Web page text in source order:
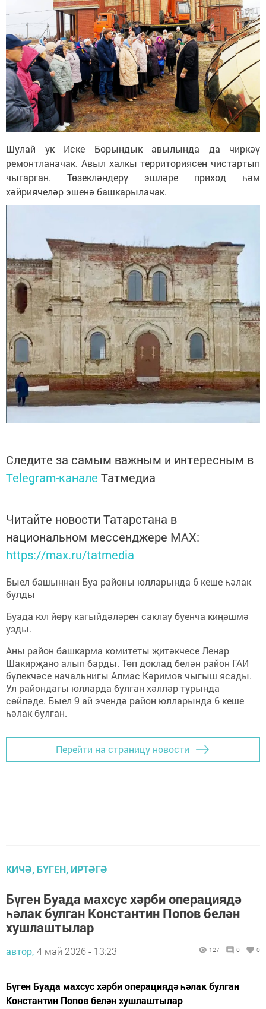
Шулай ук Иске Борындык авылында да чиркәү
ремонтланачак. Авыл халкы территориясен чистартып
чыгарган. Төзекләндерү эшләре приход һәм
хәйриячеләр эшенә башкарылачак.
Следите за самым важным и интересным в
Telegram-канале Татмедиа
Читайте новости Татарстана в
национальном мессенджере MАХ:
https://max.ru/tatmedia
Быел башыннан Буа районы юлларында 6 кеше һәлак
булды
Буада юл йөрү кагыйдәләрен саклау буенча киңәшмә
узды.
Аны район башкарма комитеты җитәкчесе Ленар
Шакирҗано алып барды. Төп доклад белән район ГАИ
бүлекчәсе начальнигы Алмас Кәримов чыгыш ясады.
Ул райондагы юлларда булган хәлләр турында
сөйләде. Быел 9 ай эчендә район юлларында 6 кеше
һәлак булган.
Перейти на страницу новости
КИЧӘ, БҮГЕН, ИРТӘГӘ
Бүген Буада махсус хәрби операциядә
һәлак булган Константин Попов белән
хушлаштылар
автор, 4 май 2026 - 13:23 127 0 0
Бүген Буада махсус хәрби операциядә һәлак булган
Константин Попов белән хушлаштылар